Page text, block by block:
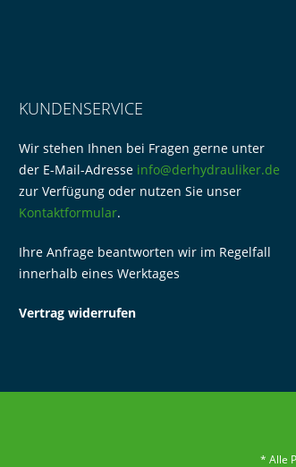
KUNDENSERVICE
Wir stehen Ihnen bei Fragen gerne unter
der E-Mail-Adresse info@derhydrauliker.de
zur Verfügung oder nutzen Sie unser
Kontaktformular.
Ihre Anfrage beantworten wir im Regelfall
innerhalb eines Werktages
Vertrag widerrufen
* Alle